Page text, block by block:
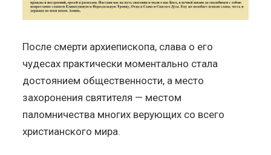
После смерти архиепископа, слава о его
чудесах практически моментально стала
достоянием общественности, а место
захоронения святителя — местом
паломничества многих верующих со всего
христианского мира.